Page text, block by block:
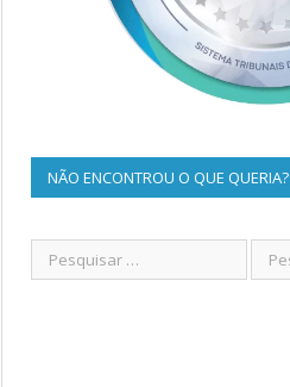
NÃO ENCONTROU O QUE QUERIA?